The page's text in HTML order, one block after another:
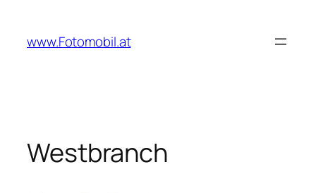
springen
www.Fotomobil.at
Westbranch